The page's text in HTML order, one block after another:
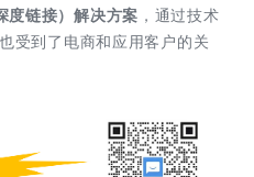
链接）解决方案 ，通过技术
受到了电商和应用客户的关